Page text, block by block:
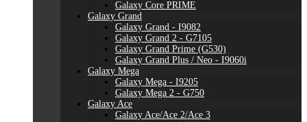
Galaxy Core PRIME
Galaxy Grand
Galaxy Grand - I9082
Galaxy Grand 2 - G7105
Galaxy Grand Prime (G530)
Galaxy Grand Plus / Neo - I9060i
Galaxy Mega
Galaxy Mega - I9205
Galaxy Mega 2 - G750
Galaxy Ace
Galaxy Ace/Ace 2/Ace 3